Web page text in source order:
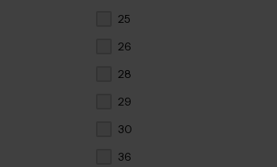
25
26
28
29
30
36